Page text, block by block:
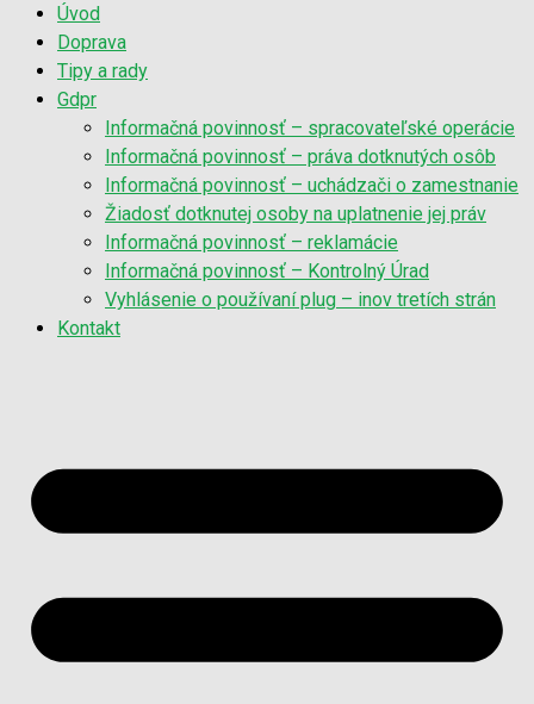
Úvod
Doprava
Tipy a rady
Gdpr
Informačná povinnosť – spracovateľské operácie
Informačná povinnosť – práva dotknutých osôb
Informačná povinnosť – uchádzači o zamestnanie
Žiadosť dotknutej osoby na uplatnenie jej práv
Informačná povinnosť – reklamácie
Informačná povinnosť – Kontrolný Úrad
Vyhlásenie o používaní plug – inov tretích strán
Kontakt